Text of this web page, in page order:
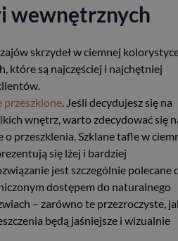
wewnętrznych
skrzydeł w ciemnej
które są najczęściej i najchętniej
przeszklone. Jeśli decydujesz się na
wnętrz, warto zdecydować się
o przeszklenia. Szklane tafle w
się lżej i bardziej
jest szczególnie polecane
dostępem do naturalnego
– zarówno te przezroczyste,
będą jaśniejsze i wizualnie